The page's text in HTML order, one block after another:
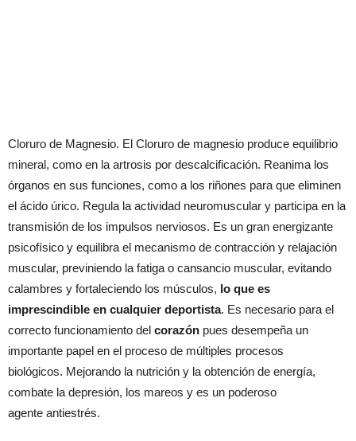
Cloruro de Magnesio. El Cloruro de magnesio produce equilibrio
mineral, como en la artrosis por descalcificación. Reanima los
órganos en sus funciones, como a los riñones para que eliminen
el ácido úrico. Regula la actividad neuromuscular y participa en la
transmisión de los impulsos nerviosos. Es un gran energizante
psicofísico y equilibra el mecanismo de contracción y relajación
muscular, previniendo la fatiga o cansancio muscular, evitando
calambres y fortaleciendo los músculos, lo que es
imprescindible en cualquier deportista. Es necesario para el
correcto funcionamiento del corazón pues desempeña un
importante papel en el proceso de múltiples procesos
biológicos. Mejorando la nutrición y la obtención de energía,
combate la depresión, los mareos y es un poderoso
agente antiestrés.